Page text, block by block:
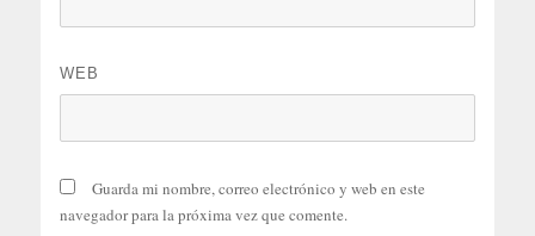
WEB
Guarda mi nombre, correo electrónico y web en este
navegador para la próxima vez que comente.